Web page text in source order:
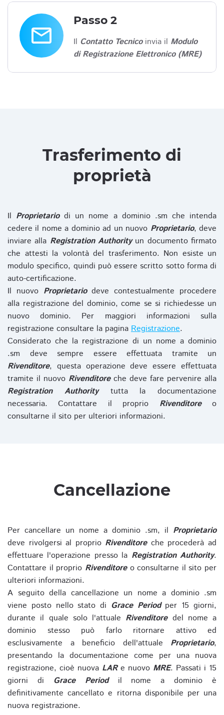
email
Passo 2
Il Contatto Tecnicoinvia il Modulo
di Registrazione Elettronico (MRE)
Trasferimento di
proprietà
Il Proprietariodi un nome a dominio .sm che intenda
cedere il nome a dominio ad un nuovo Proprietario, deve
inviare alla Registration Authorityun documento firmato
che attesti la volontà del trasferimento. Non esiste un
modulo specifico, quindi può essere scritto sotto forma di
auto-certificazione.
Il nuovo Proprietariodeve contestualmente procedere
alla registrazione del dominio, come se si richiedesse un
nuovo dominio. Per maggiori informazioni sulla
registrazione consultare la pagina Registrazione.
Considerato che la registrazione di un nome a dominio
.sm deve sempre essere effettuata tramite un
Rivenditore, questa operazione deve essere effettuata
tramite il nuovo Rivenditoreche deve fare pervenire alla
Registration Authoritytutta la documentazione
necessaria. Contattare il proprio Rivenditoreo
consultarne il sito per ulteriori informazioni.
Cancellazione
Per cancellare un nome a dominio .sm, il Proprietario
deve rivolgersi al proprio Rivenditoreche procederà ad
effettuare l'operazione presso la Registration Authority.
Contattare il proprio Rivenditoreo consultarne il sito per
ulteriori informazioni.
A seguito della cancellazione un nome a dominio .sm
viene posto nello stato di Grace Periodper 15 giorni,
durante il quale solo l'attuale Rivenditoredel nome a
dominio stesso può farlo ritornare attivo ed
esclusivamente a beneficio dell'attuale Proprietario,
presentando la documentazione come per una nuova
registrazione, cioè nuova LARe nuovo MRE. Passati i 15
giorni di Grace Periodil nome a dominio è
definitivamente cancellato e ritorna disponibile per una
nuova registrazione.